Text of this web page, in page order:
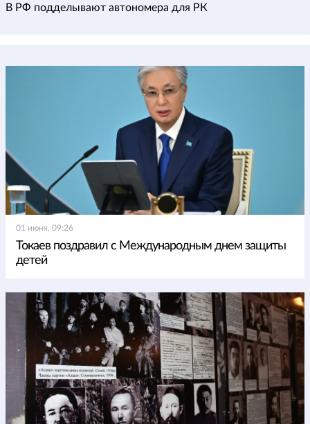
В РФ подделывают автономера для РК
01 июня, 09:26
Токаев поздравил с Международным днем защиты
детей